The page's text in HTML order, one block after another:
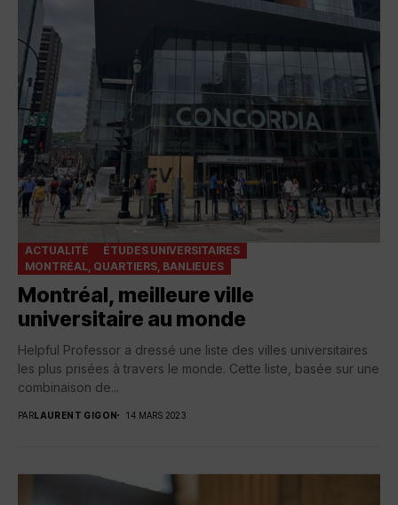
ACTUALITÉ
ÉTUDES UNIVERSITAIRES
MONTRÉAL, QUARTIERS, BANLIEUES
Montréal, meilleure ville
universitaire au monde
Helpful Professor a dressé une liste des villes universitaires
les plus prisées à travers le monde. Cette liste, basée sur une
combinaison de...
PARLAURENT GIGON 14 MARS 2023